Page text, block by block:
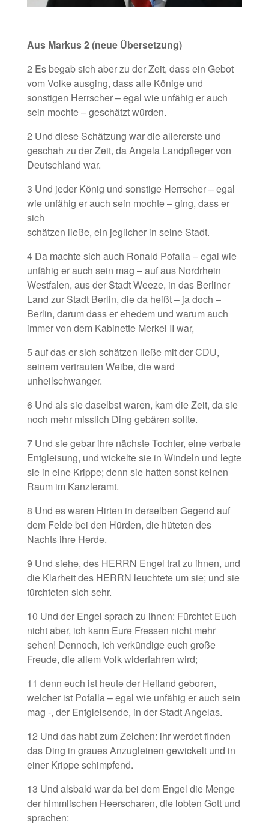
Aus Markus 2 (neue Übersetzung)
2 Es begab sich aber zu der Zeit, dass ein Gebot
vom Volke ausging, dass alle Könige und
sonstigen Herrscher – egal wie unfähig er auch
sein mochte – geschätzt würden.
2 Und diese Schätzung war die allererste und
geschah zu der Zeit, da Angela Landpfleger von
Deutschland war.
3 Und jeder König und sonstige Herrscher – egal
wie unfähig er auch sein mochte – ging, dass er
sich
schätzen ließe, ein jeglicher in seine Stadt.
4 Da machte sich auch Ronald Pofalla – egal wie
unfähig er auch sein mag – auf aus Nordrhein
Westfalen, aus der Stadt Weeze, in das Berliner
Land zur Stadt Berlin, die da heißt – ja doch –
Berlin, darum dass er ehedem und warum auch
immer von dem Kabinette Merkel II war,
5 auf das er sich schätzen ließe mit der CDU,
seinem vertrauten Weibe, die ward
unheilschwanger.
6 Und als sie daselbst waren, kam die Zeit, da sie
noch mehr misslich Ding gebären sollte.
7 Und sie gebar ihre nächste Tochter, eine verbale
Entgleisung, und wickelte sie in Windeln und legte
sie in eine Krippe; denn sie hatten sonst keinen
Raum im Kanzleramt.
8 Und es waren Hirten in derselben Gegend auf
dem Felde bei den Hürden, die hüteten des
Nachts ihre Herde.
9 Und siehe, des HERRN Engel trat zu ihnen, und
die Klarheit des HERRN leuchtete um sie; und sie
fürchteten sich sehr.
10 Und der Engel sprach zu ihnen: Fürchtet Euch
nicht aber, ich kann Eure Fressen nicht mehr
sehen! Dennoch, ich verkündige euch große
Freude, die allem Volk widerfahren wird;
11 denn euch ist heute der Heiland geboren,
welcher ist Pofalla – egal wie unfähig er auch sein
mag -, der Entgleisende, in der Stadt Angelas.
12 Und das habt zum Zeichen: ihr werdet finden
das Ding in graues Anzugleinen gewickelt und in
einer Krippe schimpfend.
13 Und alsbald war da bei dem Engel die Menge
der himmlischen Heerscharen, die lobten Gott und
sprachen: